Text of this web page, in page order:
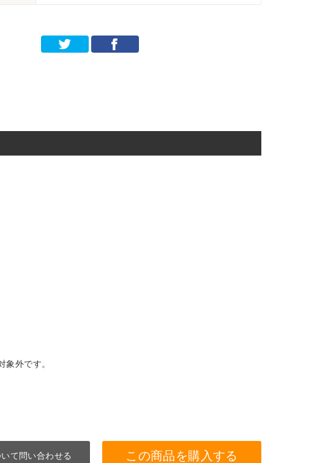
外です。
て問い合わせる この商品を購入する